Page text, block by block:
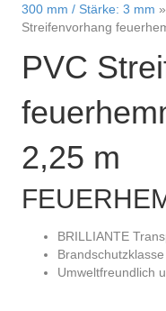
300 mm / Stärke: 3 mm »
Streifenvorhang
PVC
2,25 m
BRILLIANTE
Brandschutzklasse
Umweltfreundlich